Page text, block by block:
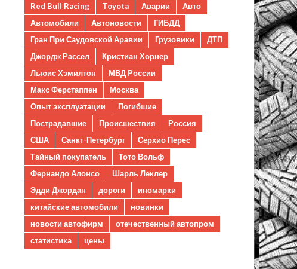
Red Bull Racing
Toyota Аварии
Авто
Автомобили
Автоновости
ГИБДД
Гран При Саудовской Аравии
Грузовики
ДТП
Джордж Рассел
Кристиан Хорнер
Льюис Хэмилтон
МВД России
Макс Ферстаппен
Москва
Опыт эксплуатации
Погибшие
Пострадавшие
Происшествия
Россия
США
Санкт-Петербург
Серхио Перес
Тайный покупатель
Тото Вольф
Фернандо Алонсо
Шарль Леклер
Эдди Джордан
дороги
иномарки
китайские автомобили
новинки
новости автофирм
отечественный автопром
статистика
цены